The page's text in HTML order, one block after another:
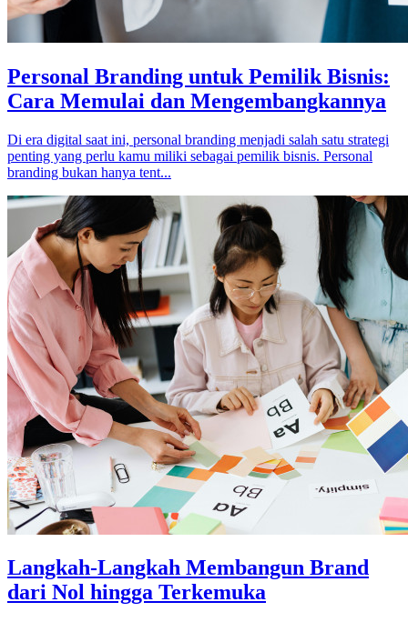
Personal Branding untuk Pemilik Bisnis:
Cara Memulai dan Mengembangkannya
Di era digital saat ini, personal branding menjadi salah satu strategi
penting yang perlu kamu miliki sebagai pemilik bisnis. Personal
branding bukan hanya tent...
Langkah-Langkah Membangun Brand
dari Nol hingga Terkemuka